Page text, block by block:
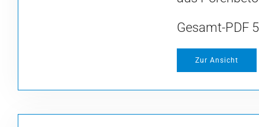
Gesamt-PDF
Zur Ansicht